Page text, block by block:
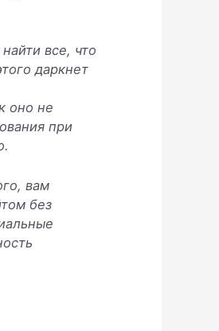
все, что
даркнет
оно не
при
вам
без